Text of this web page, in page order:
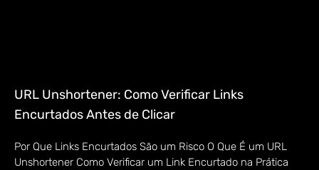
URL Unshortener: Como Verificar Links
Encurtados Antes de Clicar
Por Que Links Encurtados São um Risco O Que É um URL
Unshortener Como Verificar um Link Encurtado na Prática